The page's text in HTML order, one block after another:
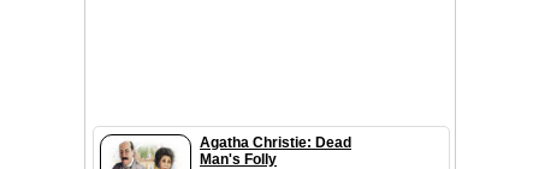
Agatha Christie: Dead
Man's Folly